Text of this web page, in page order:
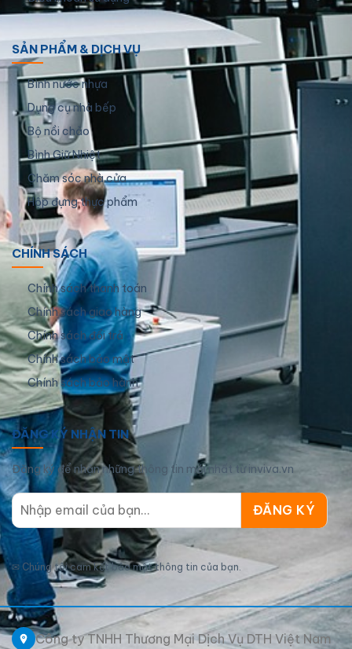
SẢN PHẨM & DỊCH VỤ
Bình nước nhựa
Dụng cụ nhà bếp
Bộ nồi chảo
Bình Giữ Nhiệt
Chăm sóc nhà cửa
Hộp đựng thực phẩm
CHÍNH SÁCH
Chính sách thanh toán
Chính sách giao hàng
Chính sách đổi trả
Chính sách bảo mật
Chính sách bảo hành
ĐĂNG KÝ NHẬN TIN
Đăng ký để nhận những thông tin mới nhất từ inviva.vn
✉ Chúng tôi cam kết bảo mật thông tin của bạn.
Công ty TNHH Thương Mại Dịch Vụ DTH Việt Nam